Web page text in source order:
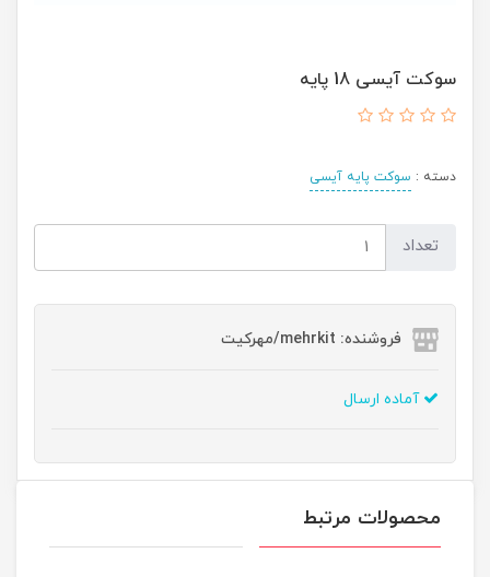
سوکت آیسی 18 پایه
دسته : سوکت پایه آیسی
تعداد
فروشنده: mehrkit/مهرکیت
آماده ارسال
محصولات مرتبط